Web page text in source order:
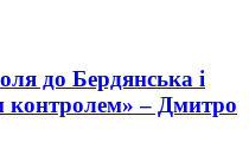
до Бердянська і
контролем» – Дмитро